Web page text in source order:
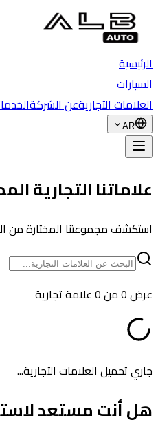
الرئيسية
السيارات
العلامات التجاريةعن الشركة
AR
علاماتنا التجارية
استكشف مجموعتنا المختارة من
عرض 0 من 0 علامة تجارية
جاري تحميل العلامات التجارية...
هل أنت مستعد